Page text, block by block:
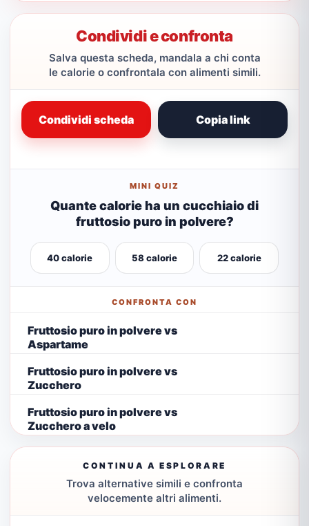
Condividi e confronta
Salva questa scheda, mandala a chi conta
le calorie o confrontala con alimenti simili.
Condividi scheda Copia link
MINI QUIZ
Quante calorie ha un cucchiaio di
fruttosio puro in polvere?
40 calorie 58 calorie 22 calorie
CONFRONTA CON
Fruttosio puro in polvere vs
Aspartame
Fruttosio puro in polvere vs
Zucchero
Fruttosio puro in polvere vs
Zucchero a velo
CONTINUA A ESPLORARE
Trova alternative simili e confronta
velocemente altri alimenti.